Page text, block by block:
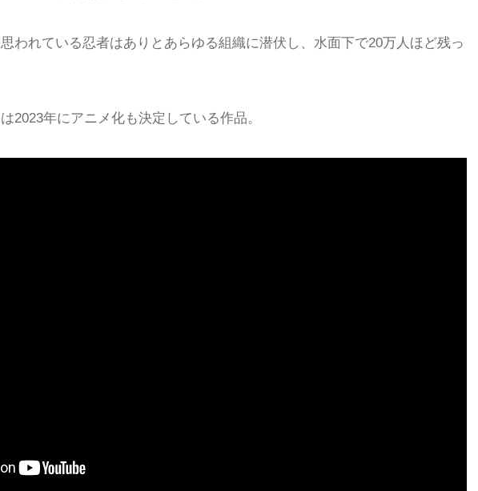
われている忍者はありとあらゆる組織に潜伏し、水面下で20万人ほど残っ
2023年にアニメ化も決定している作品。